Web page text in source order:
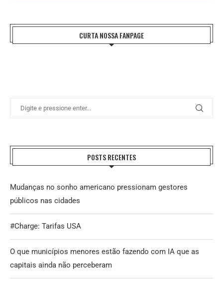
CURTA NOSSA FANPAGE
POSTS RECENTES
Mudanças no sonho americano pressionam gestores
públicos nas cidades
#Charge: Tarifas USA
O que municípios menores estão fazendo com IA que as
capitais ainda não perceberam